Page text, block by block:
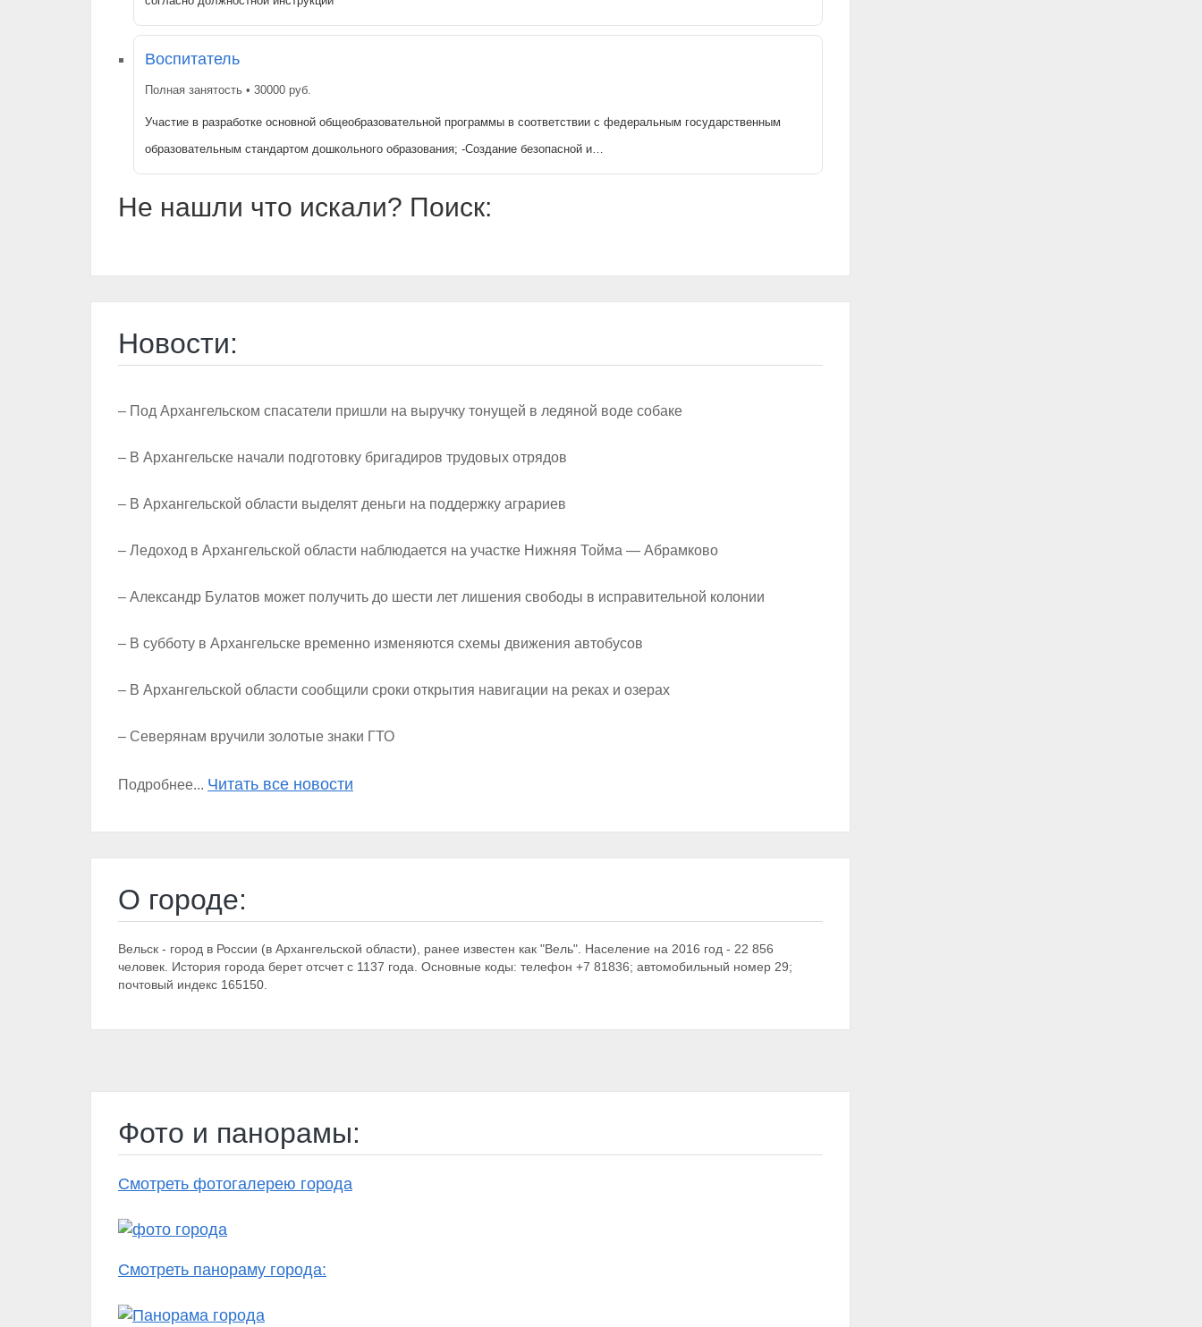
Воспитатель
Полная занятость • 30000 руб.
Участие в разработке основной общеобразовательной программы в соответствии с федеральным государственным
образовательным стандартом дошкольного образования; -Создание безопасной и…
Не нашли что искали? Поиск:
Новости:
– Под Архангельском спасатели пришли на выручку тонущей в ледяной воде собаке
– В Архангельске начали подготовку бригадиров трудовых отрядов
– В Архангельской области выделят деньги на поддержку аграриев
– Ледоход в Архангельской области наблюдается на участке Нижняя Тойма — Абрамково
– Александр Булатов может получить до шести лет лишения свободы в исправительной колонии
– В субботу в Архангельске временно изменяются схемы движения автобусов
– В Архангельской области сообщили сроки открытия навигации на реках и озерах
– Северянам вручили золотые знаки ГТО
Подробнее... Читать все новости
О городе:
Вельск - город в России (в Архангельской области), ранее известен как "Вель". Население на 2016 год - 22 856
человек. История города берет отсчет с 1137 года. Основные коды: телефон +7 81836; автомобильный номер 29;
почтовый индекс 165150.
Фото и панорамы:
Смотреть фотогалерею города
Смотреть панораму города: